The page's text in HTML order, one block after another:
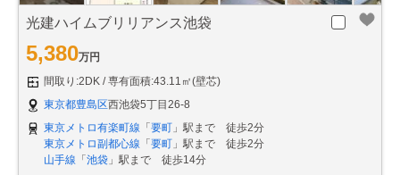
光建ハイムブリリアンス池袋
5,380万円
間取り:2DK
専有面積:43.11㎡(壁芯)
東京都豊島区西池袋5丁目26-8
東京メトロ有楽町線 「要町 」駅まで 徒歩2分
東京メトロ副都心線 「要町 」駅まで 徒歩2分
山手線 「池袋 」駅まで 徒歩14分